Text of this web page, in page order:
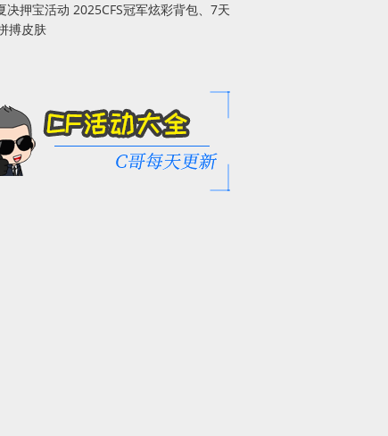
决押宝活动 2025CFS冠军炫彩背包、7天
搏皮肤